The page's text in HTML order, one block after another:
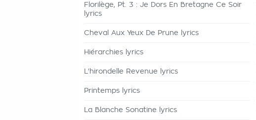
Florilège, Pt. 3 : Je Dors En Bretagne Ce Soir
lyrics
Cheval Aux Yeux De Prune lyrics
Hiérarchies lyrics
L'hirondelle Revenue lyrics
Printemps lyrics
La Blanche Sonatine lyrics